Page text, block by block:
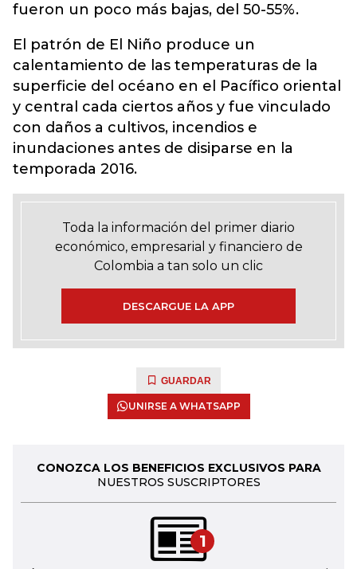
fueron un poco más bajas, del 50-55%.
El patrón de El Niño produce un
calentamiento de las temperaturas de la
superficie del océano en el Pacífico oriental
y central cada ciertos años y fue vinculado
con daños a cultivos, incendios e
inundaciones antes de disiparse en la
temporada 2016.
Toda la información del primer diario
económico, empresarial y financiero de
Colombia a tan solo un clic
DESCARGUE LA APP
GUARDAR
UNIRSE A WHATSAPP
CONOZCA LOS BENEFICIOS EXCLUSIVOS PARA
NUESTROS SUSCRIPTORES
1